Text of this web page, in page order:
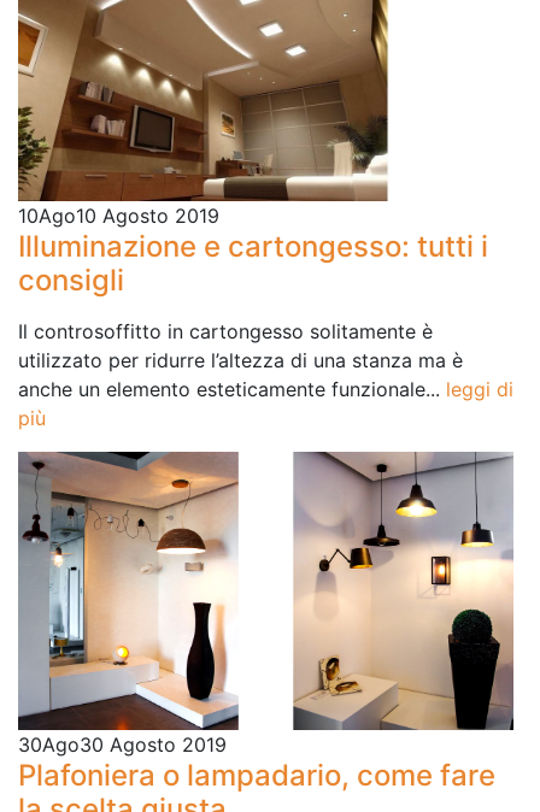
10Ago10 Agosto 2019
Illuminazione e cartongesso: tutti i
consigli
Il controsoffitto in cartongesso solitamente è
utilizzato per ridurre l’altezza di una stanza ma è
anche un elemento esteticamente funzionale... leggi di
più
30Ago30 Agosto 2019
Plafoniera o lampadario, come fare